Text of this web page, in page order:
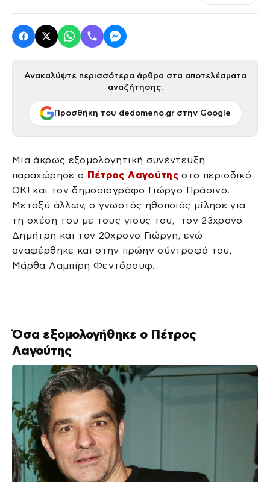
Ανακαλύψτε περισσότερα άρθρα στα αποτελέσματα
αναζήτησης.
Προσθήκη του dedomeno.gr στην Google
Μια άκρως εξομολογητική συνέντευξη
παραχώρησε ο Πέτρος Λαγούτης στο περιοδικό
ΟΚ! και τον δημοσιογράφο Γιώργο Πράσινο.
Μεταξύ άλλων, ο γνωστός ηθοποιός μίλησε για
τη σχέση του με τους γιους του, τον 23χρονο
Δημήτρη και τον 20χρονο Γιώργη, ενώ
αναφέρθηκε και στην πρώην σύντροφό του,
Μάρθα Λαμπίρη Φεντόρουφ.
Όσα εξομολογήθηκε ο Πέτρος
Λαγούτης